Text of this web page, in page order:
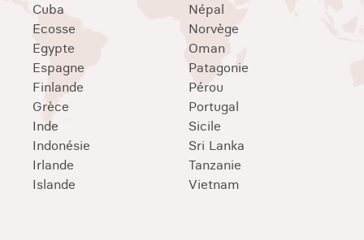
Cuba
Ecosse
Egypte
Espagne
Finlande
Grèce
Inde
Indonésie
Irlande
Islande
Népal
Norvège
Oman
Patagonie
Pérou
Portugal
Sicile
Sri Lanka
Tanzanie
Vietnam